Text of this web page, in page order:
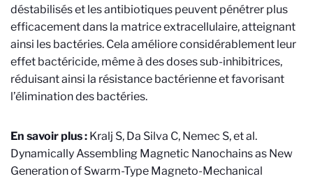
déstabilisés et les antibiotiques peuvent pénétrer plus
efficacement dans la matrice extracellulaire, atteignant
ainsi les bactéries. Cela améliore considérablement leur
effet bactéricide, même à des doses sub-inhibitrices,
réduisant ainsi la résistance bactérienne et favorisant
l’élimination des bactéries.
En savoir plus : Kralj S, Da Silva C, Nemec S, et al.
Dynamically Assembling Magnetic Nanochains as New
Generation of Swarm-Type Magneto-Mechanical